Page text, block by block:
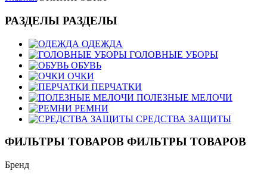
РАЗДЕЛЫ РАЗДЕЛЫ
ОДЕЖДА
ГОЛОВНЫЕ УБОРЫ
ОБУВЬ
ОЧКИ
ПЕРЧАТКИ
ПОЛЕЗНЫЕ МЕЛОЧИ
РЕМНИ
СРЕДСТВА ЗАЩИТЫ
ФИЛЬТРЫ ТОВАРОВ ФИЛЬТРЫ ТОВАРОВ
Бренд